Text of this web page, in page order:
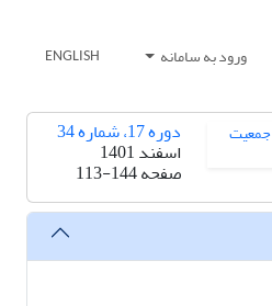
ورود به سامانه ENGLISH
دوره 17، شماره 34
اسفند 1401
صفحه113-144